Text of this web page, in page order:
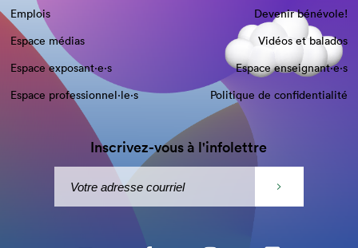
Emplois
Devenir bénévole!
Espace médias
Vidéos et balados
Espace exposant·e⋅s
Espace enseignant·e⋅s
Espace professionnel·le⋅s
Politique de confidentialité
Inscrivez-vous à l'infolettre